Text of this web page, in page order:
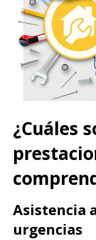
¿Cuáles
Asistencia
urgencias